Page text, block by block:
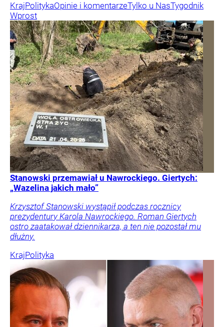
KrajPolitykaOpinie i komentarzeTylko u NasTygodnik
Wprost
Stanowski przemawiał u Nawrockiego. Giertych:
„Wazelina jakich mało”
Krzysztof Stanowski wystąpił podczas rocznicy
prezydentury Karola Nawrockiego. Roman Giertych
ostro zaatakował dziennikarza, a ten nie pozostał mu
dłużny.
KrajPolityka